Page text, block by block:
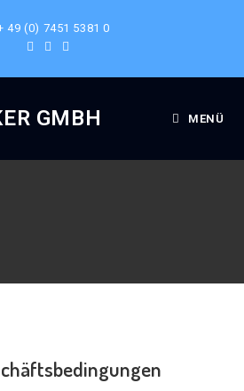
49 (0) 7451 5381 0
GMBH MENÜ